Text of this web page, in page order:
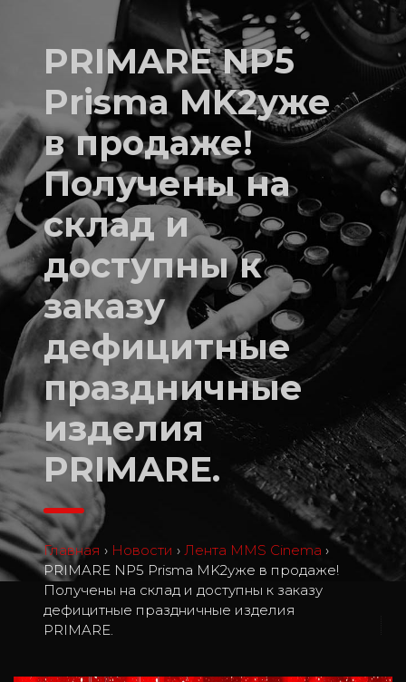
PRIMARE NP5
Prisma MK2уже
в продаже!
Получены на
склад и
доступны к
заказу
дефицитные
праздничные
изделия
PRIMARE.
Главная › Новости › Лента MMS Cinema ›
PRIMARE NP5 Prisma MK2уже в продаже!
Получены на склад и доступны к заказу
дефицитные праздничные изделия
PRIMARE.